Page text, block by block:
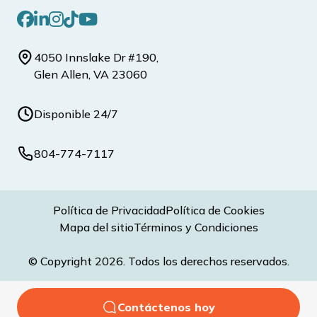
4050 Innslake Dr #190,
Glen Allen, VA 23060
Disponible 24/7
804-774-7117
© Copyright 2026. Todos los derechos reservados.
Política de PrivacidadPolítica de Cookies
Mapa del sitioTérminos y Condiciones
Contáctenos hoy